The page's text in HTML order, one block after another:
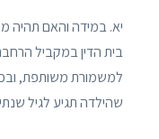
בית הדין במקביל
למשמורת משותפת,
שהילדה תגיע לגיל